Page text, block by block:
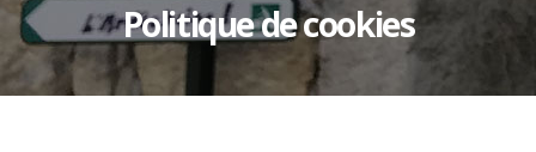
Politique de cookies